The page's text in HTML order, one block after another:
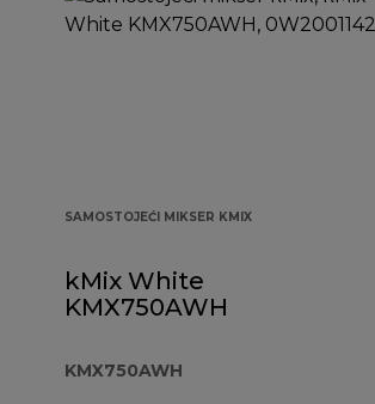
SAMOSTOJEĆI MIKSER KMIX
kMix White
KMX750AWH
KMX750AWH